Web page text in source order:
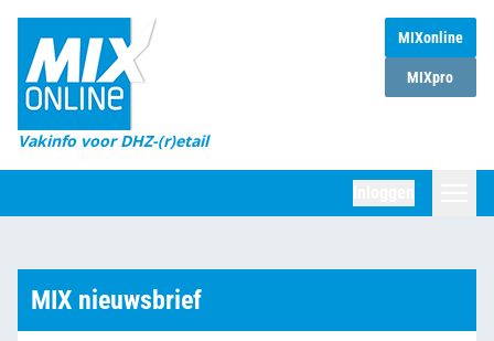
MIXonline
MIXpro
Vakinfo voor DHZ-(r)etail
Home
Magazines
DHZ Sessie
Marktcijfers
MIX nieuwsbrief